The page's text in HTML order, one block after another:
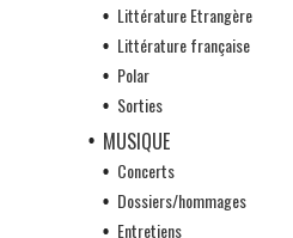
Littérature Etrangère
Littérature française
Polar
Sorties
MUSIQUE
Concerts
Dossiers/hommages
Entretiens